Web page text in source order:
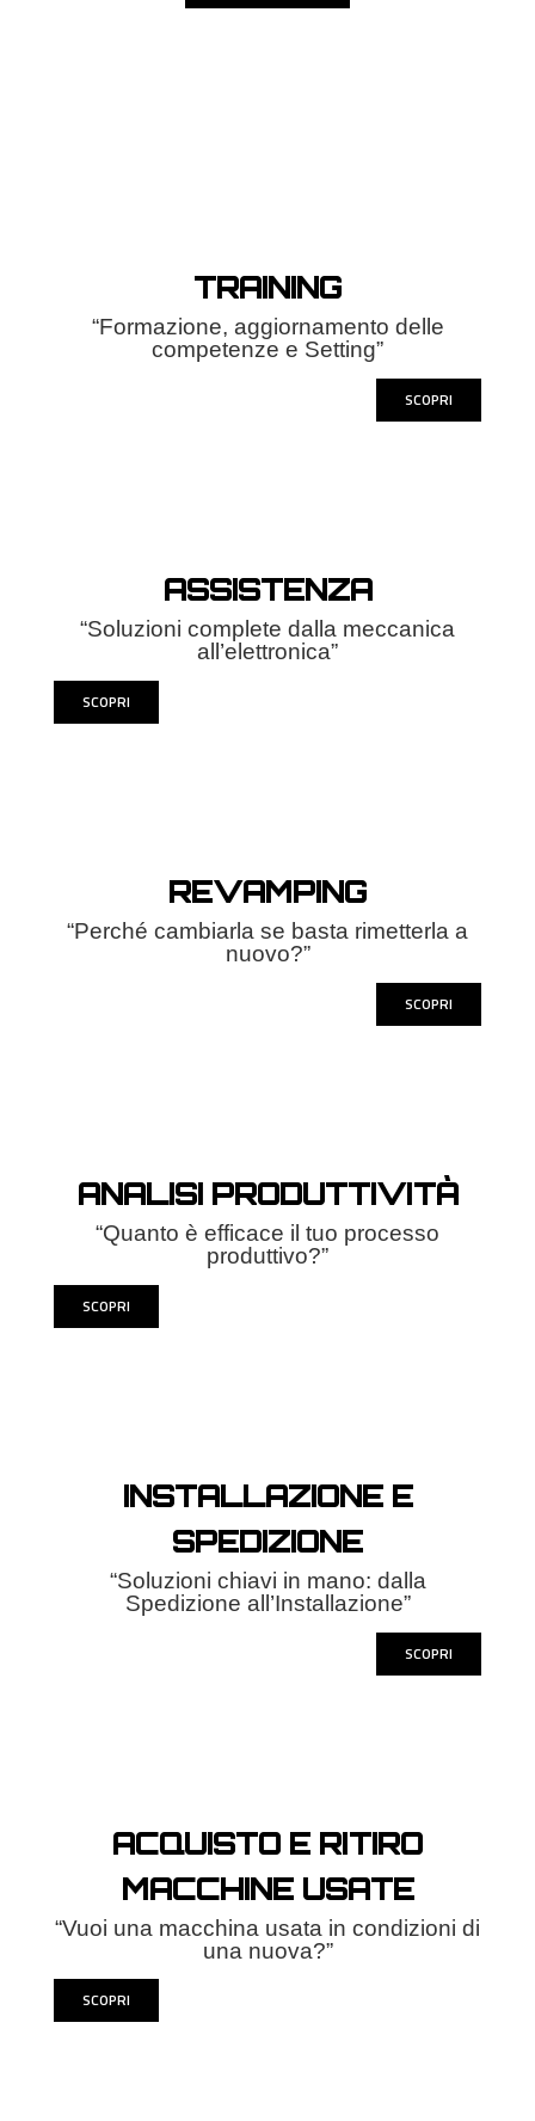
TRAINING
“Formazione, aggiornamento delle
competenze e Setting”
SCOPRI
ASSISTENZA
“Soluzioni complete dalla meccanica
all’elettronica”
SCOPRI
REVAMPING
“Perché cambiarla se basta rimetterla a
nuovo?”
SCOPRI
ANALISI PRODUTTIVITÀ
“Quanto è efficace il tuo processo
produttivo?”
SCOPRI
INSTALLAZIONE E
SPEDIZIONE
“Soluzioni chiavi in mano: dalla
Spedizione all’Installazione”
SCOPRI
ACQUISTO E RITIRO
MACCHINE USATE
“Vuoi una macchina usata in condizioni di
una nuova?”
SCOPRI